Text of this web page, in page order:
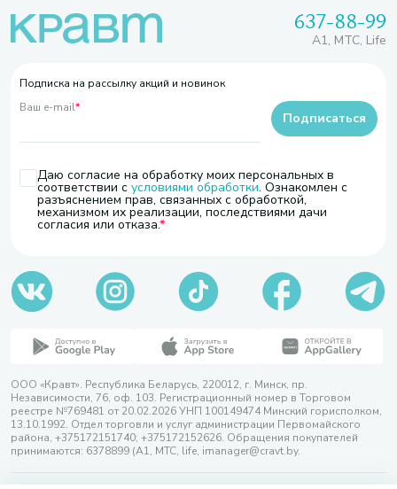
637-88-99
A1, МТС, Life
Подписка на рассылку акций и новинок
Ваш e-mail*
Даю согласие на обработку моих персональных в
соответствии с условиями обработки. Ознакомлен с
разъяснением прав, связанных с обработкой,
механизмом их реализации, последствиями дачи
согласия или отказа.
Подписаться
ООО «Кравт». Республика Беларусь, 220012, г. Минск, пр.
Независимости, 76, оф. 103. Регистрационный номер в Торговом
реестре №769481 от 20.02.2026 УНП 100149474 Минский горисполком,
13.10.1992. Отдел торговли и услуг администрации Первомайского
района, +375172151740; +375172152626. Обращения покупателей
принимаются: 6378899 (А1, МТС, life, imanager@cravt.by.